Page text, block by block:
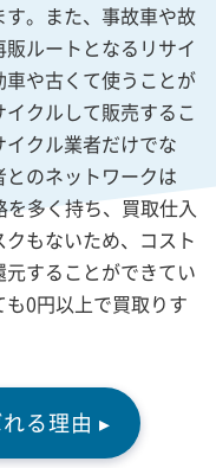
。また、事故車や故
ルートとなるリサイ
や古くて使うことが
クルして販売するこ
クル業者だけでな
のネットワークは
多く持ち、買取仕入
もないため、コスト
することができてい
0円以上で買取りす
る理由 ▸